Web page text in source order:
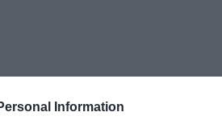
Information